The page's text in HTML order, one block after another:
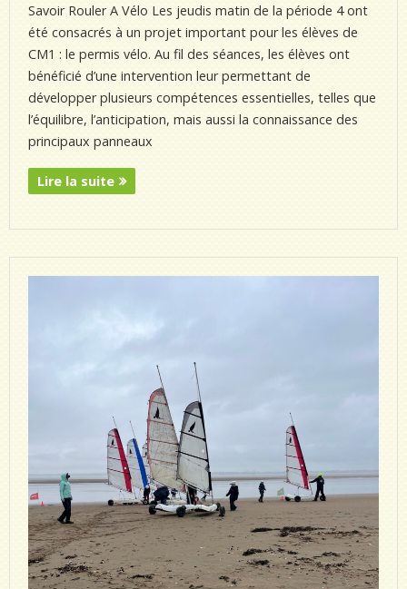
Savoir Rouler A Vélo Les jeudis matin de la période 4 ont
été consacrés à un projet important pour les élèves de
CM1 : le permis vélo. Au fil des séances, les élèves ont
bénéficié d’une intervention leur permettant de
développer plusieurs compétences essentielles, telles que
l’équilibre, l’anticipation, mais aussi la connaissance des
principaux panneaux
Lire la suite